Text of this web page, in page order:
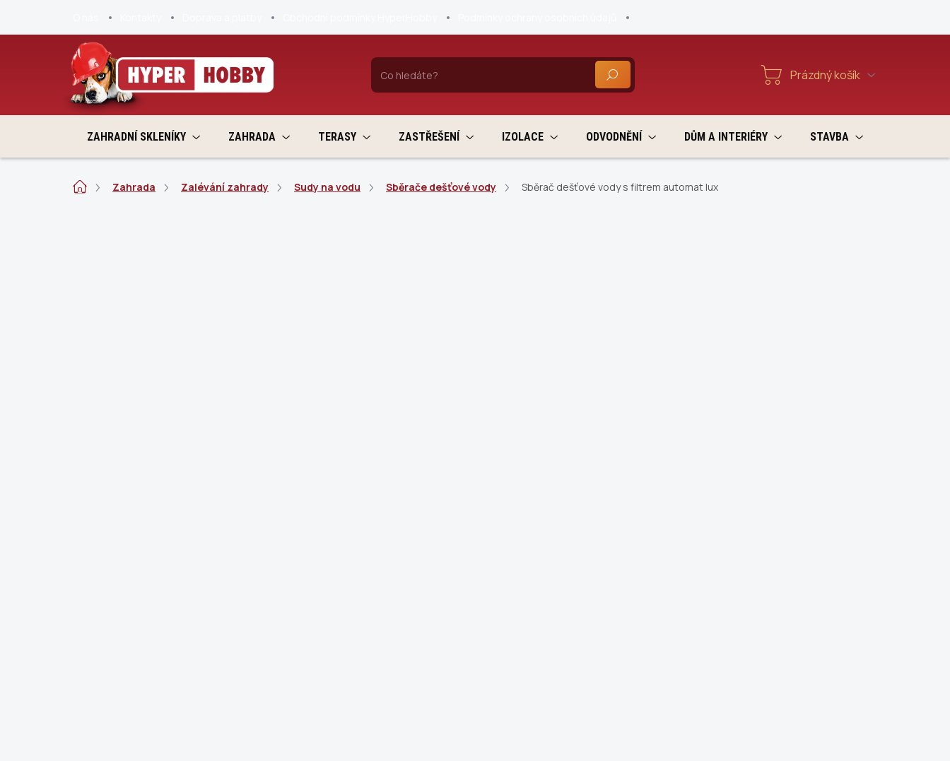
obsah
HLEDAT Nákupní
Prázdný košík
ZAHRADNÍ SKLENÍKY ZAHRADA TERASY ZASTŘEŠENÍ IZOLACE ODVODNĚNÍ DŮM A INTERIÉRY STAVBA
DomůZahrada Zalévání zahrady Sudy na vodu Sběrače dešťové vody Sběrač dešťové vody s filtrem automat lux